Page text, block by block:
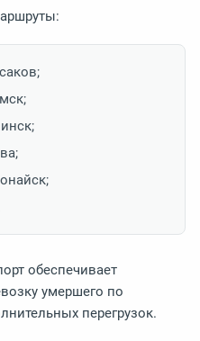
обеспечивает
умершего по
перегрузок.